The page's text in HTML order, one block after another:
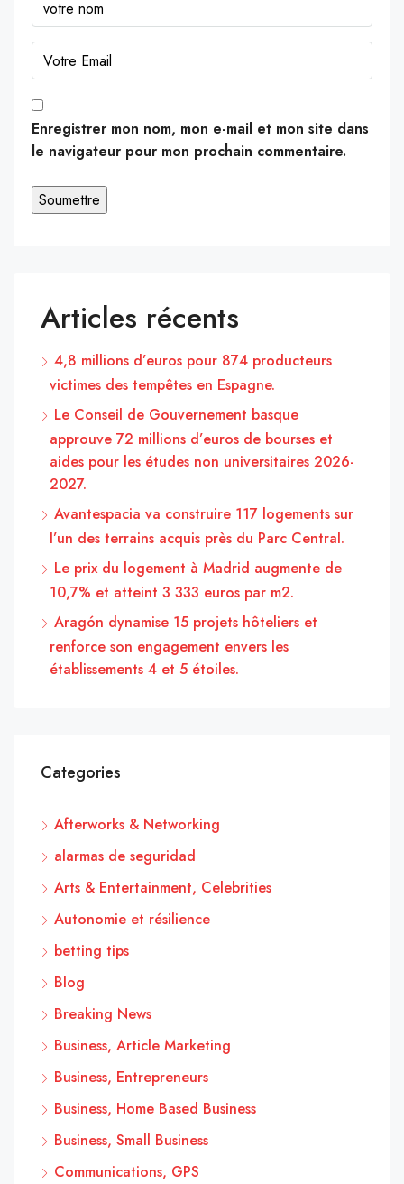
Enregistrer mon nom, mon e-mail et mon site dans
le navigateur pour mon prochain commentaire.
Articles récents
4,8 millions d’euros pour 874 producteurs
victimes des tempêtes en Espagne.
Le Conseil de Gouvernement basque
approuve 72 millions d’euros de bourses et
aides pour les études non universitaires 2026-
2027.
Avantespacia va construire 117 logements sur
l’un des terrains acquis près du Parc Central.
Le prix du logement à Madrid augmente de
10,7% et atteint 3 333 euros par m2.
Aragón dynamise 15 projets hôteliers et
renforce son engagement envers les
établissements 4 et 5 étoiles.
Categories
Afterworks & Networking
alarmas de seguridad
Arts & Entertainment, Celebrities
Autonomie et résilience
betting tips
Blog
Breaking News
Business, Article Marketing
Business, Entrepreneurs
Business, Home Based Business
Business, Small Business
Communications, GPS